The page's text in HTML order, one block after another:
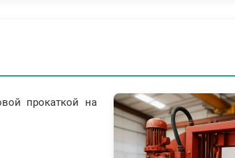
прокаткой на